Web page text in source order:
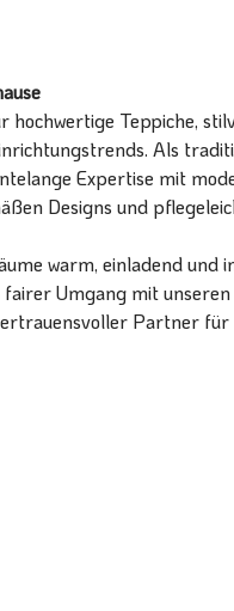
Teppiche,
Als
Expertise mit
Designs und
warm, einladend und
Umgang mit
Partner für